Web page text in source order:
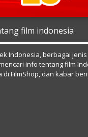
film indonesia
Indonesia, berbagai
info tentang film
FilmShop, dan kabar